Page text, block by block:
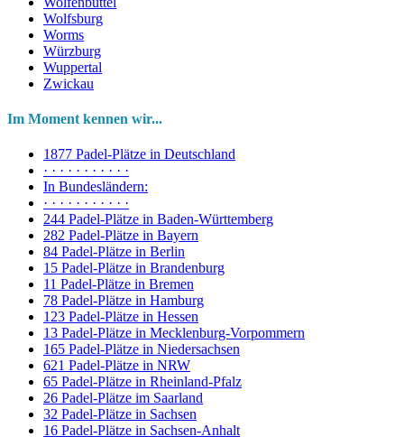
Wolfsburg
Worms
Würzburg
Wuppertal
Zwickau
Im Moment kennen wir...
1877 Padel-Plätze in Deutschland
· · · · · · · · · · ·
In Bundesländern:
· · · · · · · · · · ·
244 Padel-Plätze in Baden-Württemberg
282 Padel-Plätze in Bayern
84 Padel-Plätze in Berlin
15 Padel-Plätze in Brandenburg
11 Padel-Plätze in Bremen
78 Padel-Plätze in Hamburg
123 Padel-Plätze in Hessen
13 Padel-Plätze in Mecklenburg-Vorpommern
165 Padel-Plätze in Niedersachsen
621 Padel-Plätze in NRW
65 Padel-Plätze in Rheinland-Pfalz
26 Padel-Plätze im Saarland
32 Padel-Plätze in Sachsen
16 Padel-Plätze in Sachsen-Anhalt